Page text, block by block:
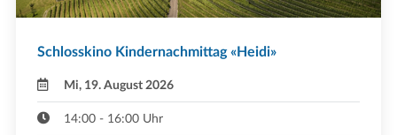
Schlosskino Kindernachmittag «Heidi»
Mi, 19. August 2026
14:00 - 16:00 Uhr